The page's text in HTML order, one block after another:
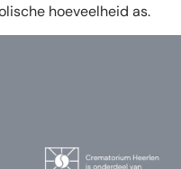
hoeveelheid as.